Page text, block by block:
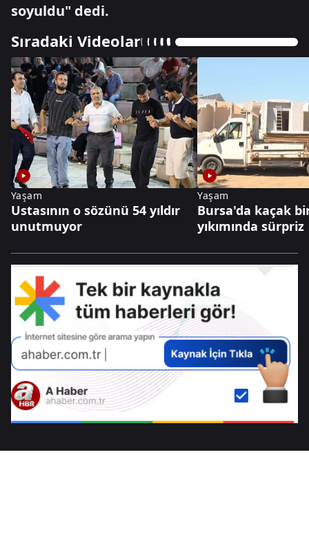
soyuldu" dedi.
Sıradaki Videolar
Yaşam
Ustasının o sözünü 54 yıldır
unutmuyor
Yaşam
Bursa'da kaçak
yıkımında sürpriz